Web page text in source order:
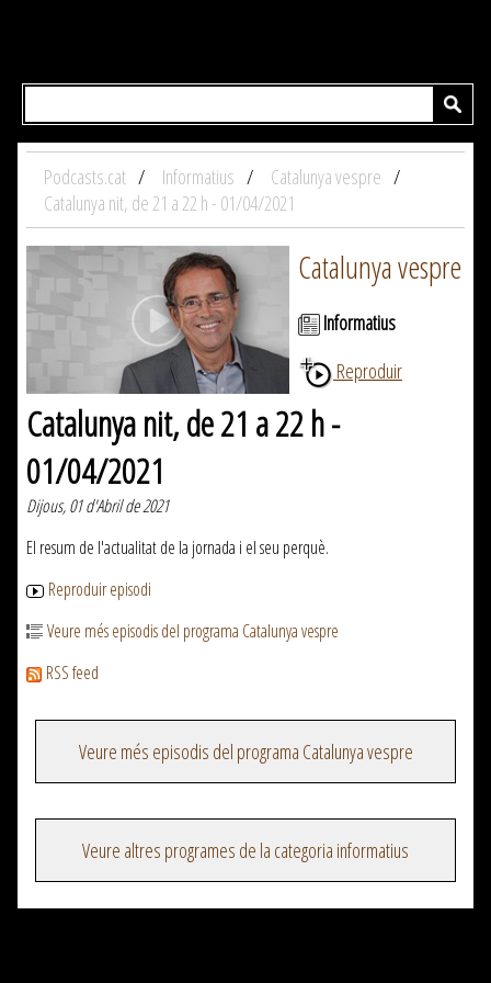
Podcasts.cat Informatius
Catalunya vespre
Catalunya nit, de 21 a 22 h - 01/04/2021
Catalunya vespre
Informatius
Reproduir
Catalunya nit, de 21 a 22 h -
01/04/2021
Dijous, 01 d'Abril de 2021
El resum de l'actualitat de la jornada i el seu perquè.
Reproduir episodi
Veure més episodis del programa Catalunya vespre
RSS feed
Veure més episodis del programa Catalunya vespre
Veure altres programes de la categoria informatius